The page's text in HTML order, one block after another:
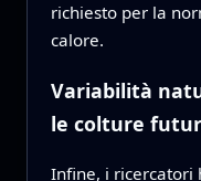
richiesto per la
calore.
Variabilità
le colture
Infine, i ricercatori